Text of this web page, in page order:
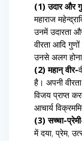
(1) उदार और
महाराज
उनमें उदारता
वीरता आदि
उनसे अलग
(2) महान् वीर-
है। अपनी
विजय प्राप्त
आचार्य
(3) सच्चा-
में दया, प्रेम,